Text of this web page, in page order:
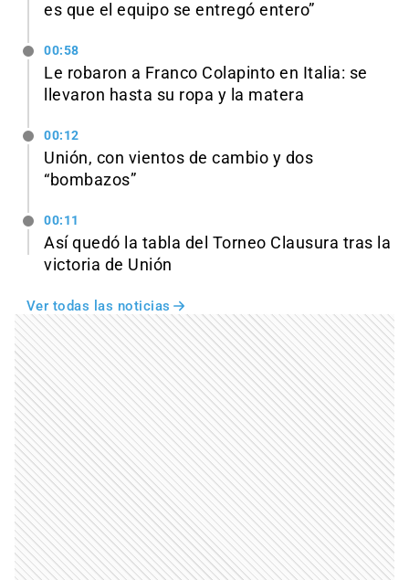
es que el equipo se entregó entero”
00:58
Le robaron a Franco Colapinto en Italia: se
llevaron hasta su ropa y la matera
00:12
Unión, con vientos de cambio y dos
“bombazos”
00:11
Así quedó la tabla del Torneo Clausura tras la
victoria de Unión
Ver todas las noticias